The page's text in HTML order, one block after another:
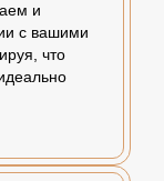
и
с вашими
что